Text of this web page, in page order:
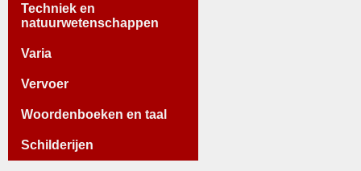
Techniek en
natuurwetenschappen
Varia
Vervoer
Woordenboeken en taal
Schilderijen